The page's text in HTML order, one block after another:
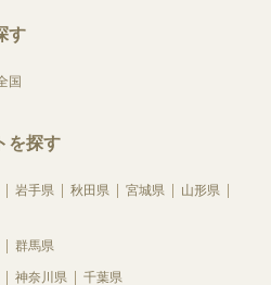
す
国
を探す
岩手県 秋田県 宮城県
山形県
群馬県
神奈川県 千葉県